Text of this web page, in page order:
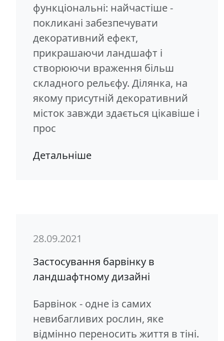
функціональні: найчастіше -
покликані забезпечувати
декоративний ефект,
прикрашаючи ландшафт і
створюючи враження більш
складного рельєфу. Ділянка, на
якому присутній декоративний
місток завжди здається цікавіше і
прос
Детальніше
28.09.2021
Застосування барвінку в
ландшафтному дизайні
Барвінок - одне із самих
невибагливих рослин, яке
відмінно переносить життя в тіні.